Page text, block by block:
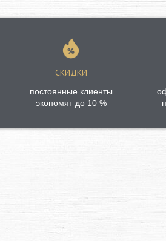
СКИДКИ
постоянные клиенты
экономят до 10 %